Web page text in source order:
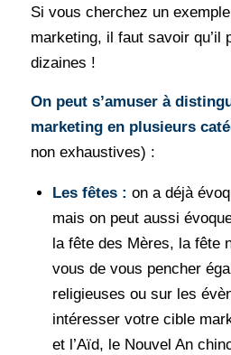
Si vous cherchez un
marketing, il faut savoir qu’il
dizaines !
On peut s’amuser à
marketing en plusieurs
non exhaustives) :
Les fêtes : on a déjà
mais on peut aussi
la fête des Mères, la fête
vous de vous pencher
religieuses ou sur les
intéresser votre cible
et l’Aïd, le Nouvel An